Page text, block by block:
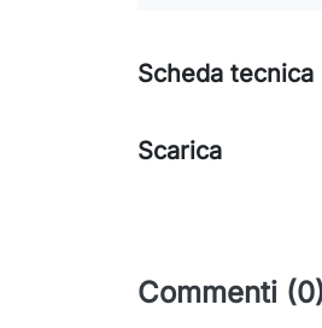
Scheda tecnica
Scarica
Commenti